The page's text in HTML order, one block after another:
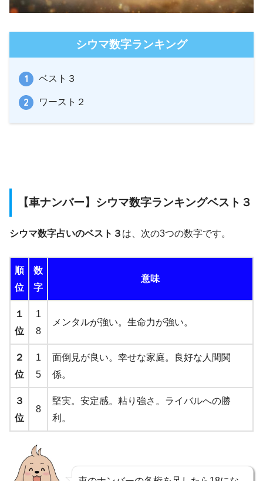
シウマ数字ランキング
ベスト３
ワースト２
【車ナンバー】シウマ数字ランキングベスト３
シウマ数字占いのベスト３ は、次の3つの数字です。
順
位
数
字
意味
１
位
1
8
メンタルが強い。生命力が強い。
２
位
1
5
面倒見が良い。幸せな家庭。良好な人間関
係。
３
位
8
堅実。安定感。粘り強さ。ライバルへの勝
利。